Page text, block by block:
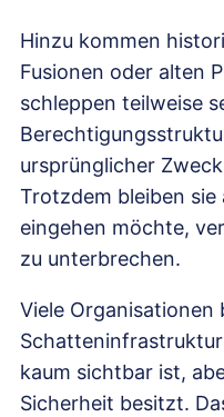
Hinzu kommen
Fusionen oder alten
schleppen teilweise
ursprünglicher
Trotzdem bleiben sie
eingehen möchte,
zu unterbrechen.
Viele
kaum sichtbar ist,
Sicherheit besitzt.